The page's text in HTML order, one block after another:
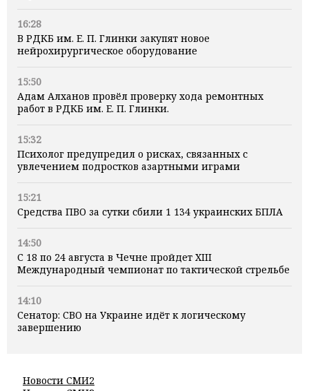
16:28
В РДКБ им. Е. П. Глинки закупят новое
нейрохирургическое оборудование
15:50
Адам Алханов провёл проверку хода ремонтных
работ в РДКБ им. Е. П. Глинки.
15:32
Психолог предупредил о рисках, связанных с
увлечением подростков азартными играми
15:21
Средства ПВО за сутки сбили 1 134 украинских БПЛА
14:50
С 18 по 24 августа в Чечне пройдет XIII
Международный чемпионат по тактической стрельбе
14:10
Сенатор: СВО на Украине идёт к логическому
завершению
Новости СМИ2